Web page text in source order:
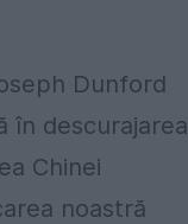
Dunford
în descurajarea
Chinei
noastră